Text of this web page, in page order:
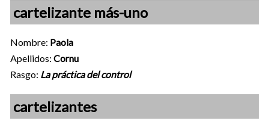
cartelizante más-uno
Nombre: Paola
Apellidos: Cornu
Rasgo: La práctica del control
cartelizantes